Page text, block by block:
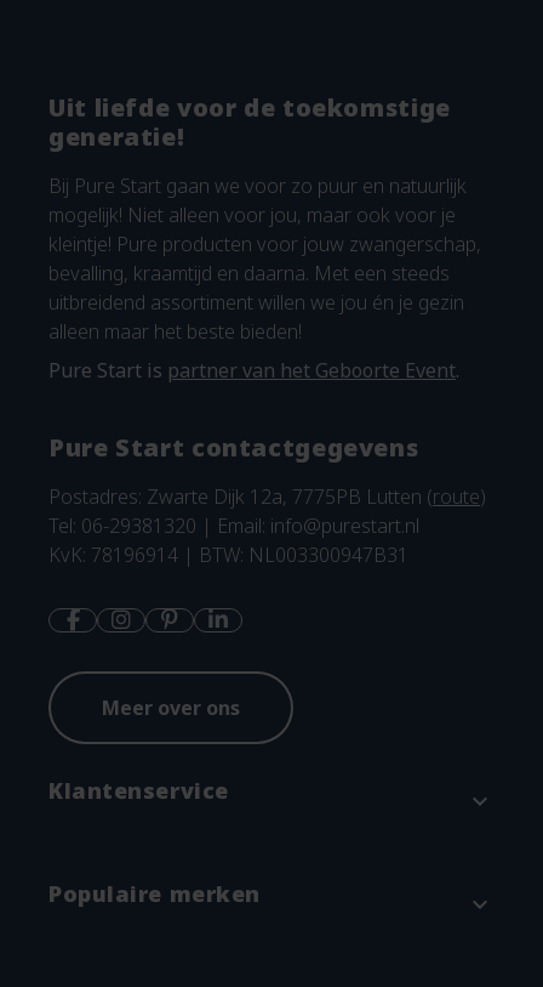
Uit liefde voor de toekomstige
generatie!
Bij Pure Start gaan we voor zo puur en natuurlijk
mogelijk! Niet alleen voor jou, maar ook voor je
kleintje! Pure producten voor jouw zwangerschap,
bevalling, kraamtijd en daarna. Met een steeds
uitbreidend assortiment willen we jou én je gezin
alleen maar het beste bieden!
Pure Start is partner van het Geboorte Event.
Pure Start contactgegevens
Postadres: Zwarte Dijk 12a, 7775PB Lutten (route)
Tel: 06-29381320 | Email: info@purestart.nl
KvK: 78196914 | BTW: NL003300947B31
Meer over ons
Klantenservice expand_more
Betaalmethodes en verzenden
Populaire merken expand_more